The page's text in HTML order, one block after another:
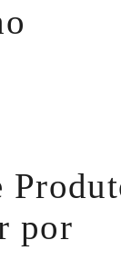
por